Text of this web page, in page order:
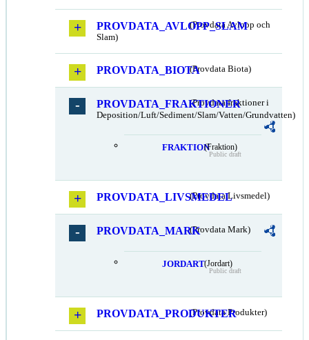
PROVDATA_AVLOPP_SLAM
(Provdata Avlopp och
Slam)
PROVDATA_BIOTA(Provdata Biota)
PROVDATA_FRAKTIONER
(Provdata fraktioner i
Deposition/Luft/Sediment/Slam/Vatten/Grundvatten)
FRAKTION(Fraktion)
Public draft
PROVDATA_LIVSMEDEL
(Provdata Livsmedel)
PROVDATA_MARK(Provdata Mark)
JORDART(Jordart)
Public draft
PROVDATA_PRODUKTER
(Provdata Produkter)